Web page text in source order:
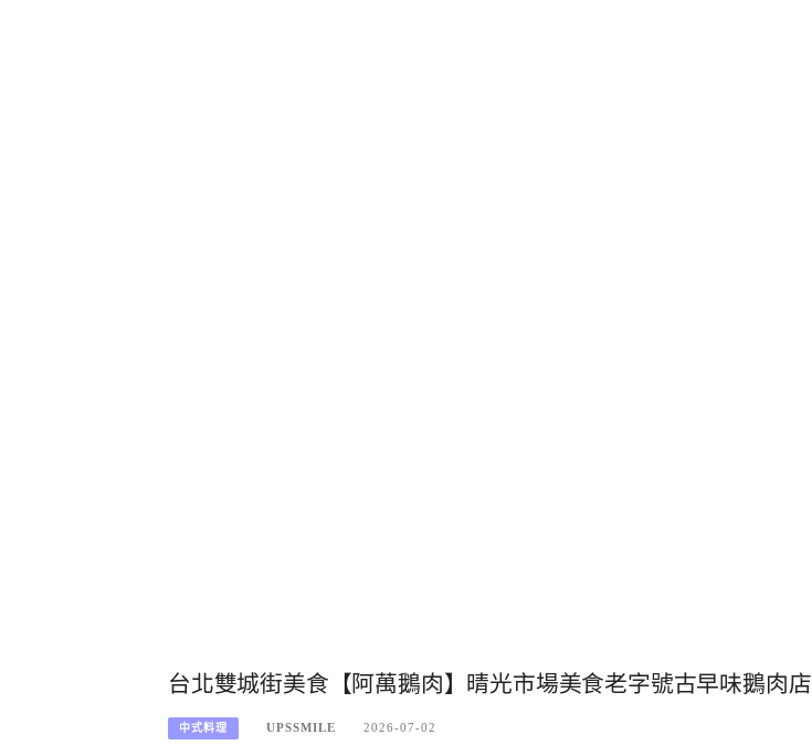
台北雙城街美食【阿萬鵝肉】晴光市場美食老字號古早味鵝肉店
中式料理 UPSSMILE 2026-07-02